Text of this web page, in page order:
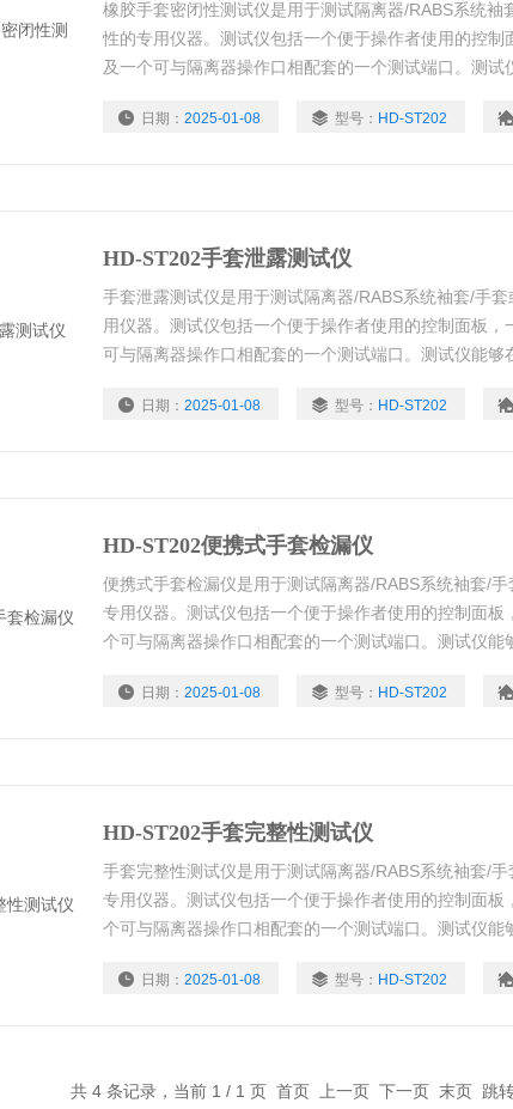
橡胶手套密闭性测试仪是用于测试隔离器/RABS系统袖
性的专用仪器。测试仪包括一个便于操作者使用的控制
及一个可与隔离器操作口相配套的一个测试端口。测试
日期： 2025-01-08 型号： HD-ST202
HD-ST202手套泄露测试仪
手套泄露测试仪是用于测试隔离器/RABS系统袖套/手
用仪器。测试仪包括一个便于操作者使用的控制面板，
可与隔离器操作口相配套的一个测试端口。测试仪能够
日期： 2025-01-08 型号： HD-ST202
HD-ST202便携式手套检漏仪
便携式手套检漏仪是用于测试隔离器/RABS系统袖套/
专用仪器。测试仪包括一个便于操作者使用的控制面板
个可与隔离器操作口相配套的一个测试端口。测试仪能
日期： 2025-01-08 型号： HD-ST202
HD-ST202手套完整性测试仪
手套完整性测试仪是用于测试隔离器/RABS系统袖套/
专用仪器。测试仪包括一个便于操作者使用的控制面板
个可与隔离器操作口相配套的一个测试端口。测试仪能
日期： 2025-01-08 型号： HD-ST202
共 4 条记录，当前 1 / 1 页 首页 上一页 下一页 末页 跳